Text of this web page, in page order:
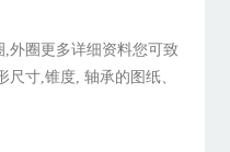
,外圈更多详细资料您可致
尺寸,锥度, 轴承的图纸、